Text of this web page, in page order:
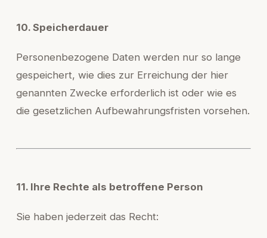
10. Speicherdauer
Personenbezogene Daten werden nur so lange
gespeichert, wie dies zur Erreichung der hier
genannten Zwecke erforderlich ist oder wie es
die gesetzlichen Aufbewahrungsfristen vorsehen.
11. Ihre Rechte als betroffene Person
Sie haben jederzeit das Recht: